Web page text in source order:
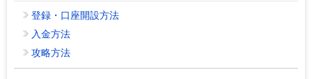
登録・口座開設方法
入金方法
攻略方法